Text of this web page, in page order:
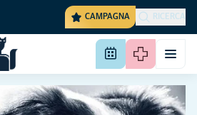
CAMPAGNA RICERCA